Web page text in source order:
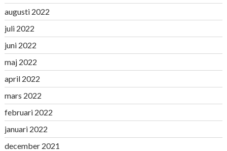
augusti 2022
juli 2022
juni 2022
maj 2022
april 2022
mars 2022
februari 2022
januari 2022
december 2021